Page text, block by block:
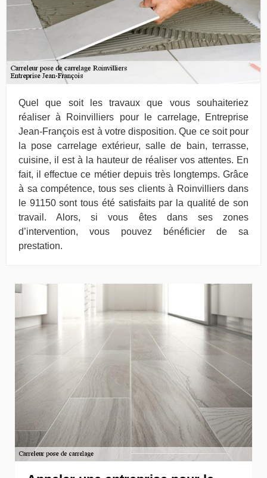
Quel que soit les travaux que vous souhaiteriez
réaliser à Roinvilliers pour le carrelage, Entreprise
Jean-François est à votre disposition. Que ce soit pour
la pose carrelage extérieur, salle de bain, terrasse,
cuisine, il est à la hauteur de réaliser vos attentes. En
fait, il effectue ce métier depuis très longtemps. Grâce
à sa compétence, tous ses clients à Roinvilliers dans
le 91150 sont tous été satisfaits par la qualité de son
travail. Alors, si vous êtes dans ses zones
d’intervention, vous pouvez bénéficier de sa
prestation.